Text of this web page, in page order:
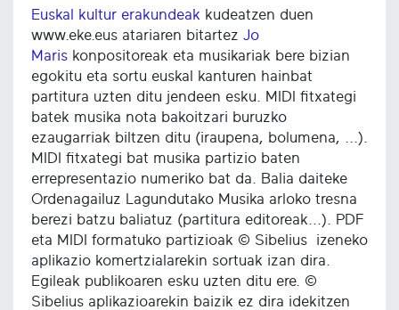
Euskal kultur erakundeak kudeatzen duen
www.eke.eus atariaren bitartez Jo
Maris konpositoreak eta musikariak bere bizian
egokitu eta sortu euskal kanturen hainbat
partitura uzten ditu jendeen esku. MIDI fitxategi
batek musika nota bakoitzari buruzko
ezaugarriak biltzen ditu (iraupena, bolumena, ...).
MIDI fitxategi bat musika partizio baten
errepresentazio numeriko bat da. Balia daiteke
Ordenagailuz Lagundutako Musika arloko tresna
berezi batzu baliatuz (partitura editoreak...). PDF
eta MIDI formatuko partizioak © Sibelius izeneko
aplikazio komertzialarekin sortuak izan dira.
Egileak publikoaren esku uzten ditu ere. ©
Sibelius aplikazioarekin baizik ez dira idekitzen